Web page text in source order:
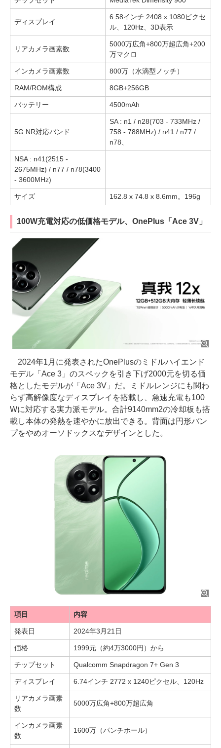
ディスプレイ
6.58インチ 2408 x 1080ピクセ
ル、120Hz、3D表示
リアカメラ画素数
5000万広角+800万超広角+200
万マクロ
インカメラ画素数 800万（水滴型ノッチ）
RAM/ROM構成 8GB+256GB
バッテリー 4500mAh
5G NR対応バンド
SA : n1 / n28(703 - 733MHz /
758 - 788MHz) / n41 / n77 /
n78、
NSA : n41(2515 -
2675MHz) / n77 / n78(3400
- 3600MHz)
サイズ 162.8 x 74.8 x 8.6mm。196g
100W充電対応の低価格モデル、OnePlus「Ace 3V」
2024年1月に発表されたOnePlusのミドルハイエンド
モデル「Ace 3」のスペックを引き下げ2000元を切る価
格としたモデルが「Ace 3V」だ。ミドルレンジにも関わ
らず高解像度なディスプレイを搭載し、急速充電も100
Wに対応する実力派モデル。合計9140mm2の冷却板も搭
載し本体の発熱を速やかに放出できる。背面は円形バン
プをやめオーソドックスなデザインとした。
項目 内容
発表日 2024年3月21日
価格 1999元（約4万3000円）から
チップセット Qualcomm Snapdragon 7+ Gen 3
ディスプレイ 6.74インチ 2772 x 1240ピクセル、120Hz
リアカメラ画素
数
5000万広角+800万超広角
インカメラ画素
数
1600万（パンチホール）